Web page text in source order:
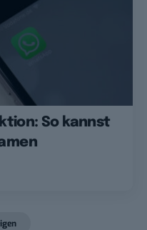
So kannst